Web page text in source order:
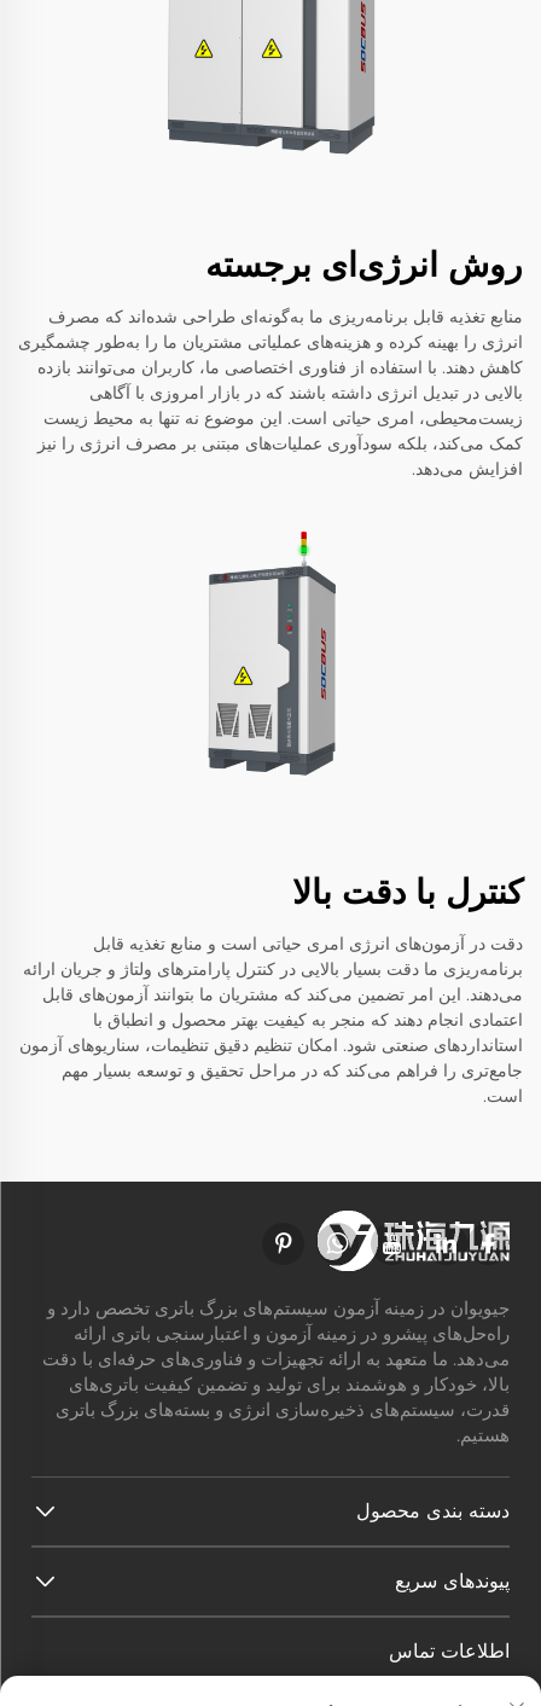
روش انرژی‌ای برجسته
منابع تغذیه قابل برنامه‌ریزی ما به‌گونه‌ای طراحی شده‌اند که مصرف
انرژی را بهینه کرده و هزینه‌های عملیاتی مشتریان ما را به‌طور چشمگیری
کاهش دهند. با استفاده از فناوری اختصاصی ما، کاربران می‌توانند بازده
بالایی در تبدیل انرژی داشته باشند که در بازار امروزی با آگاهی
زیست‌محیطی، امری حیاتی است. این موضوع نه تنها به محیط زیست
کمک می‌کند، بلکه سودآوری عملیات‌های مبتنی بر مصرف انرژی را نیز
افزایش می‌دهد.
کنترل با دقت بالا
دقت در آزمون‌های انرژی امری حیاتی است و منابع تغذیه قابل
برنامه‌ریزی ما دقت بسیار بالایی در کنترل پارامترهای ولتاژ و جریان ارائه
می‌دهند. این امر تضمین می‌کند که مشتریان ما بتوانند آزمون‌های قابل
اعتمادی انجام دهند که منجر به کیفیت بهتر محصول و انطباق با
استانداردهای صنعتی شود. امکان تنظیم دقیق تنظیمات، سناریوهای آزمون
جامع‌تری را فراهم می‌کند که در مراحل تحقیق و توسعه بسیار مهم
است.
جیویوان در زمینه آزمون سیستم‌های بزرگ باتری تخصص دارد و
راه‌حل‌های پیشرو در زمینه آزمون و اعتبارسنجی باتری ارائه
می‌دهد. ما متعهد به ارائه تجهیزات و فناوری‌های حرفه‌ای با دقت
بالا، خودکار و هوشمند برای تولید و تضمین کیفیت باتری‌های
قدرت، سیستم‌های ذخیره‌سازی انرژی و بسته‌های بزرگ باتری
هستیم.
دسته بندی محصول
پیوندهای سریع
اطلاعات تماس